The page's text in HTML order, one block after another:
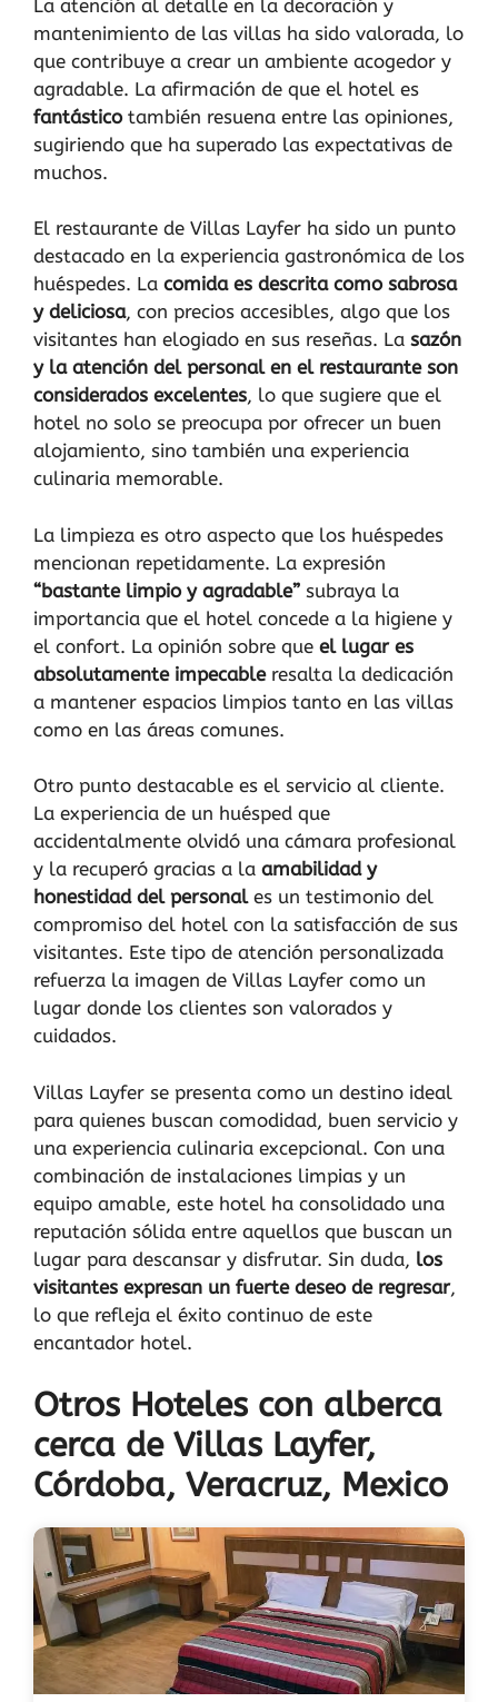
La atención al detalle en la decoración y
mantenimiento de las villas ha sido valorada, lo
que contribuye a crear un ambiente acogedor y
agradable. La afirmación de que el hotel es
fantásticotambién resuena entre las opiniones,
sugiriendo que ha superado las expectativas de
muchos.
El restaurante de Villas Layfer ha sido un punto
destacado en la experiencia gastronómica de los
huéspedes. La comida es descrita como sabrosa
y deliciosa, con precios accesibles, algo que los
visitantes han elogiado en sus reseñas. La sazón
y la atención del personal en el restaurante son
considerados excelentes, lo que sugiere que el
hotel no solo se preocupa por ofrecer un buen
alojamiento, sino también una experiencia
culinaria memorable.
La limpieza es otro aspecto que los huéspedes
mencionan repetidamente. La expresión
“bastante limpio y agradable” subraya la
importancia que el hotel concede a la higiene y
el confort. La opinión sobre que el lugar es
absolutamente impecableresalta la dedicación
a mantener espacios limpios tanto en las villas
como en las áreas comunes.
Otro punto destacable es el servicio al cliente.
La experiencia de un huésped que
accidentalmente olvidó una cámara profesional
y la recuperó gracias a la amabilidad y
honestidad del personales un testimonio del
compromiso del hotel con la satisfacción de sus
visitantes. Este tipo de atención personalizada
refuerza la imagen de Villas Layfer como un
lugar donde los clientes son valorados y
cuidados.
Villas Layfer se presenta como un destino ideal
para quienes buscan comodidad, buen servicio y
una experiencia culinaria excepcional. Con una
combinación de instalaciones limpias y un
equipo amable, este hotel ha consolidado una
reputación sólida entre aquellos que buscan un
lugar para descansar y disfrutar. Sin duda, los
visitantes expresan un fuerte deseo de regresar,
lo que refleja el éxito continuo de este
encantador hotel.
Otros Hoteles con alberca
cerca de Villas Layfer,
Córdoba, Veracruz, Mexico